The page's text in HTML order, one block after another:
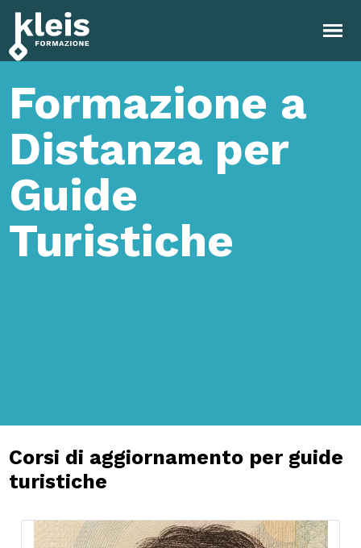
Instagram
Facebook
Tiktok
Formazione a
Distanza per
Guide
Turistiche
Corsi di aggiornamento per guide
turistiche